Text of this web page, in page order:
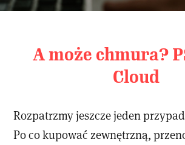
A może chmura?
Cloud
Rozpatrzmy jeszcze jeden
Po co kupować zewnętrzną,